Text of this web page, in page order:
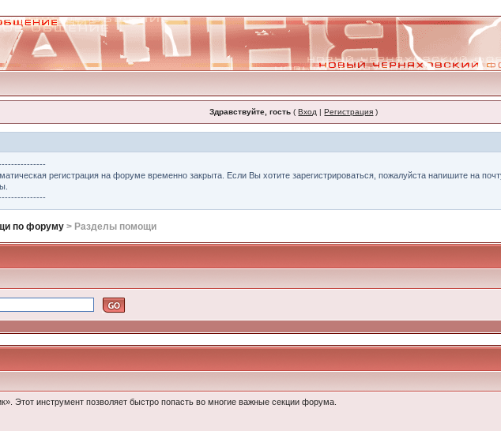
Здравствуйте, гость (Вход |Регистрация )
регистрация на форуме временно закрыта. Если Вы хотите зарегистрироваться, пожалуйста напишите на
по форуму > Разделы помощи
Этот инструмент позволяет быстро попасть во многие важные секции форума.